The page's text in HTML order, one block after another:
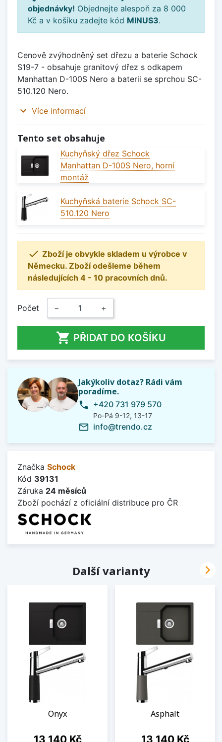
objednávky! Objednejte alespoň za 8 000
Kč a v košíku zadejte kód MINUS3.
Cenově zvýhodněný set dřezu a baterie Schock
S19-7 - obsahuje granitový dřez s odkapem
Manhattan D-100S Nero a baterii se sprchou SC-
510.120 Nero.
expand_more Více informací
Tento set obsahuje
Kuchyňský dřez Schock
Manhattan D-100S Nero, horní
montáž
Kuchyňská baterie Schock SC-
510.120 Nero
 Zboží je obvykle skladem u výrobce v
Německu. Zboží odešleme během
následujících 4 - 10 pracovních dnů.
Počet − +
 PŘIDAT DO KOŠÍKU
Jakýkoliv dotaz? Rádi vám
poradíme.
phone +420 731 979 570
Po-Pá 9-12, 13-17
mail_outline info@trendo.cz
Značka Schock
Kód 39131
Záruka 24 měsíců
Zboží pochází z oficiální distribuce pro ČR
Další varianty
Onyx
Cena
13 140 Kč
Asphalt
Cena
13 140 Kč
